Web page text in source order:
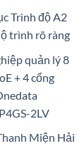
Trình độ A2
trình rõ ràng
quản lý 8
+ 4 cổng
2LV
Miện Hải